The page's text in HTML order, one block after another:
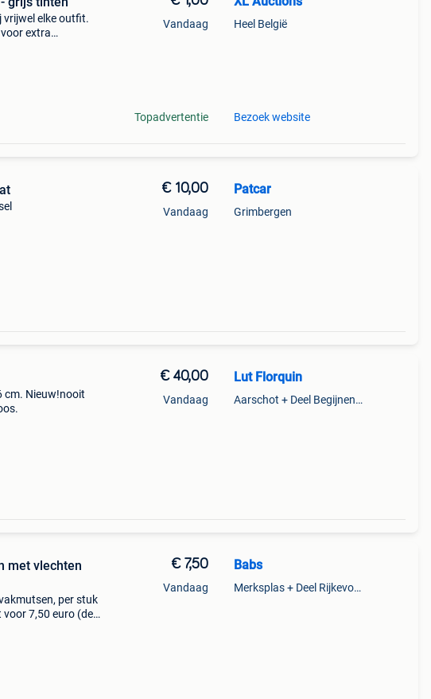
vrijwel elke outfit.
extra
Vandaag
Topadvertentie
Heel België
Bezoek website
€ 10,00
Vandaag
Patcar
Grimbergen
cm. Nieuw!nooit
€ 40,00
Vandaag
Lut Florquin
Aarschot + Deel Begijnendijk
met vlechten
per stuk
7,50 euro (de
€ 7,50
Vandaag
Babs
Merksplas + Deel Rijkevorsel